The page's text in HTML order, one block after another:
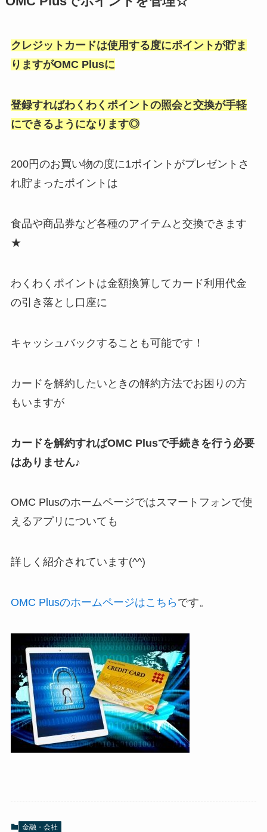
クレジットカードは使用する度にポイントが貯ま
りますがOMC Plusに
登録すればわくわくポイントの照会と交換が手軽
にできるようになります◎
200円のお買い物の度に1ポイントがプレゼントさ
れ貯まったポイントは
食品や商品券など各種のアイテムと交換できます
★
わくわくポイントは金額換算してカード利用代金
の引き落とし口座に
キャッシュバックすることも可能です！
カードを解約したいときの解約方法でお困りの方
もいますが
カードを解約すればOMC Plusで手続きを行う必要
はありません♪
OMC Plusのホームページではスマートフォンで使
えるアプリについても
詳しく紹介されています(^^)
OMC Plusのホームページはこちら です。
金融・会社